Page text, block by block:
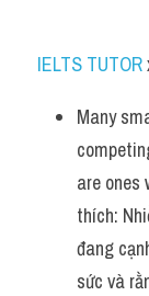
IELTS TUTOR
Many
are ones
thích:
đang
sức và